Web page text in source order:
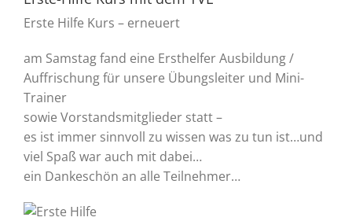
Erste Hilfe Kurs – erneuert
am Samstag fand eine Ersthelfer Ausbildung /
Auffrischung für unsere Übungsleiter und Mini-
Trainer
sowie Vorstandsmitglieder statt –
es ist immer sinnvoll zu wissen was zu tun ist…und
viel Spaß war auch mit dabei…
ein Dankeschön an alle Teilnehmer…